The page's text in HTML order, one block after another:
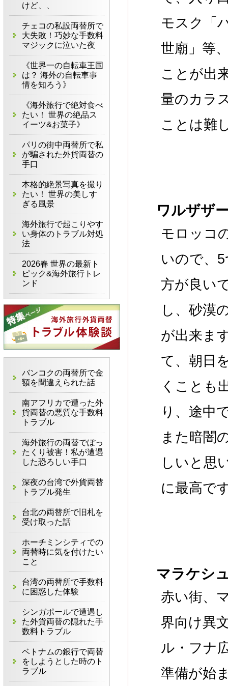
モスク「
世廟」等
ことが出
量のカラ
ことは難
ワルザザ
モロッコ
いので、
方が良い
し、砂漠
が出来ま
て、朝日
くことも
り、途中
また暗闇
しいと思
に最高で
マラケシ
赤い街、
界向け異
ル・フナ
準備が始
けど、、
チェコの私設両替所で
大失敗！巧妙な手数料
マジックに泣いた夜
《世界一の自転車王国
は？ 海外の自転車事
情を知ろう》
《海外旅行で絶対食べ
たい！ 世界の絶品ス
イーツ&お菓子》
パリの街中両替所で私
が騙された外貨両替の
手口
本格的絶景写真を撮り
たい！ 世界の美しす
ぎる風景
海外旅行で起こりやす
い身体のトラブル対処
法
2026春 世界の最新ト
ピック&海外旅行トレ
ンド
バンコクの両替所で金
額を間違えられた話
南アフリカで遭った外
貨両替の悪質な手数料
トラブル
海外旅行の両替でぼっ
たくり被害！私が遭遇
した恐ろしい手口
深夜の台湾で外貨両替
トラブル発生
台北の両替所で旧札を
受け取った話
ホーチミンシティでの
両替時に気を付けたい
こと
台湾の両替所で手数料
に困惑した体験
シンガポールで遭遇し
た外貨両替の隠れた手
数料トラブル
ベトナムの銀行で両替
をしようとした時のト
ラブル